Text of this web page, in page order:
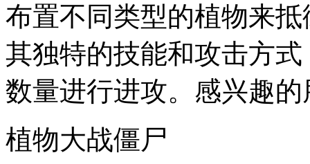
布置不同类型的植物来
其独特的技能和攻击方
数量进行进攻。感兴趣
植物大战僵尸